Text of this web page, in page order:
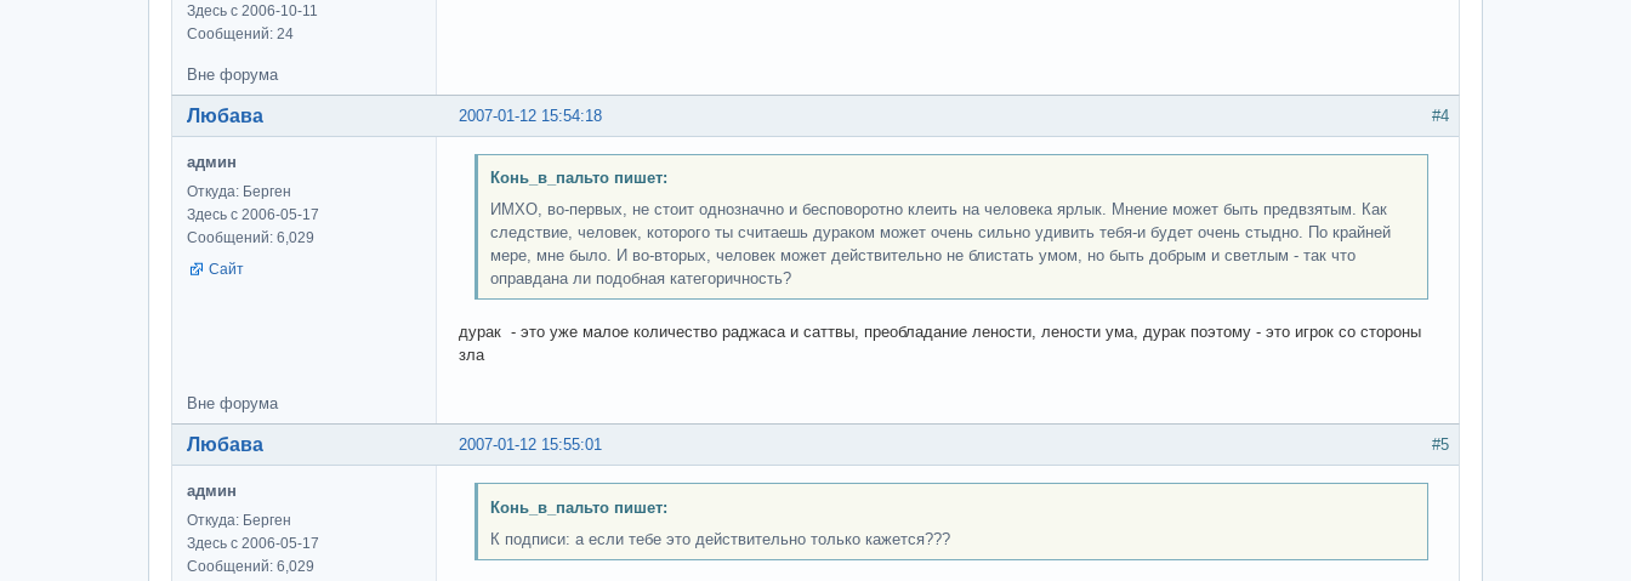
Здесь с 2006-10-11
Сообщений: 24
Вне форума
#4
2007-01-12 15:54:18
Любава
админ
Откуда: Берген
Здесь с 2006-05-17
Сообщений: 6,029
Сайт
Конь_в_пальто пишет:
ИМХО, во-первых, не стоит однозначно и бесповоротно клеить на человека ярлык. Мнение может быть предвзятым. Как
следствие, человек, которого ты считаешь дураком может очень сильно удивить тебя-и будет очень стыдно. По крайней
мере, мне было. И во-вторых, человек может действительно не блистать умом, но быть добрым и светлым - так что
оправдана ли подобная категоричность?
дурак - это уже малое количество раджаса и саттвы, преобладание лености, лености ума, дурак поэтому - это игрок со стороны
зла
Вне форума
#5
2007-01-12 15:55:01
Любава
админ
Откуда: Берген
Здесь с 2006-05-17
Сообщений: 6,029
Конь_в_пальто пишет:
К подписи: а если тебе это действительно только кажется???